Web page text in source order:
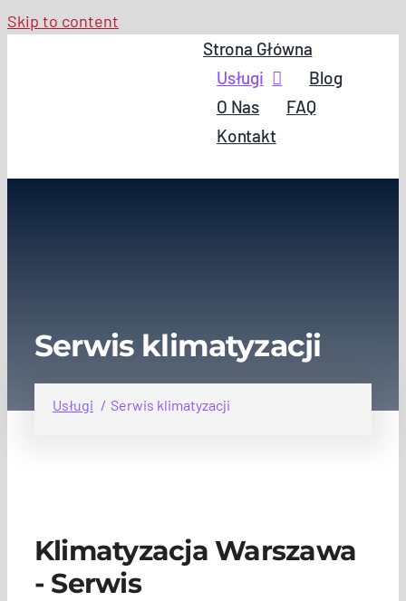
Skip to content
Strona Główna
Usługi
Blog
O Nas
FAQ
Kontakt
Serwis klimatyzacji
Usługi Serwis klimatyzacji
Klimatyzacja Warszawa
- Serwis